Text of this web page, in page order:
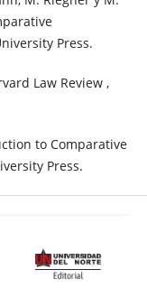
Press.
Law Review ,
to Comparative
Press.